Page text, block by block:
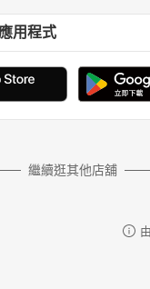
用程式
繼續逛其他店舖